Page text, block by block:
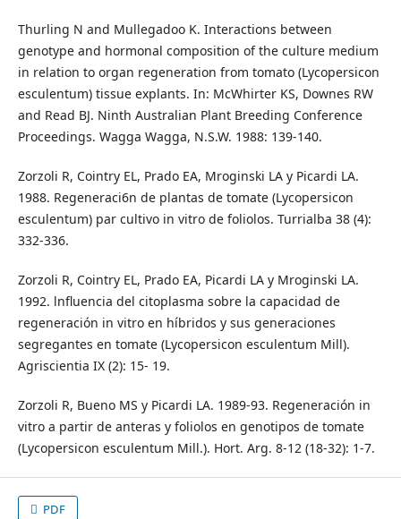
Thurling N and Mullegadoo K. Interactions between
genotype and hormonal composition of the culture medium
in relation to organ regeneration from tomato (Lycopersicon
esculentum) tissue explants. In: McWhirter KS, Downes RW
and Read BJ. Ninth Australian Plant Breeding Conference
Proceedings. Wagga Wagga, N.S.W. 1988: 139-140.
Zorzoli R, Cointry EL, Prado EA, Mroginski LA y Picardi LA.
1988. Regeneraci6n de plantas de tomate (Lycopersicon
esculentum) par cultivo in vitro de foliolos. Turrialba 38 (4):
332-336.
Zorzoli R, Cointry EL, Prado EA, Picardi LA y Mroginski LA.
1992. lnfluencia del citoplasma sobre la capacidad de
regeneración in vitro en híbridos y sus generaciones
segregantes en tomate (Lycopersicon esculentum Mill).
Agriscientia IX (2): 15- 19.
Zorzoli R, Bueno MS y Picardi LA. 1989-93. Regeneración in
vitro a partir de anteras y foliolos en genotipos de tomate
(Lycopersicon esculentum Mill.). Hort. Arg. 8-12 (18-32): 1-7.
PDF